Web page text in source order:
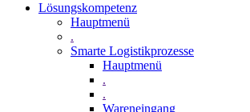
Lösungskompetenz
Hauptmenü
.
Smarte Logistikprozesse
Hauptmenü
.
.
Wareneingang